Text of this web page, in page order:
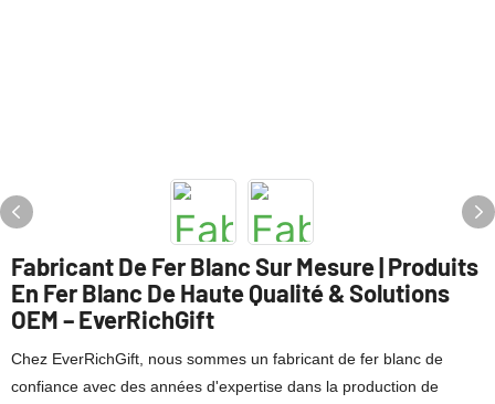
Fabricant De Fer Blanc Sur Mesure | Produits
En Fer Blanc De Haute Qualité & Solutions
OEM – EverRichGift
Chez EverRichGift, nous sommes un fabricant de fer blanc de
confiance avec des années d'expertise dans la production de